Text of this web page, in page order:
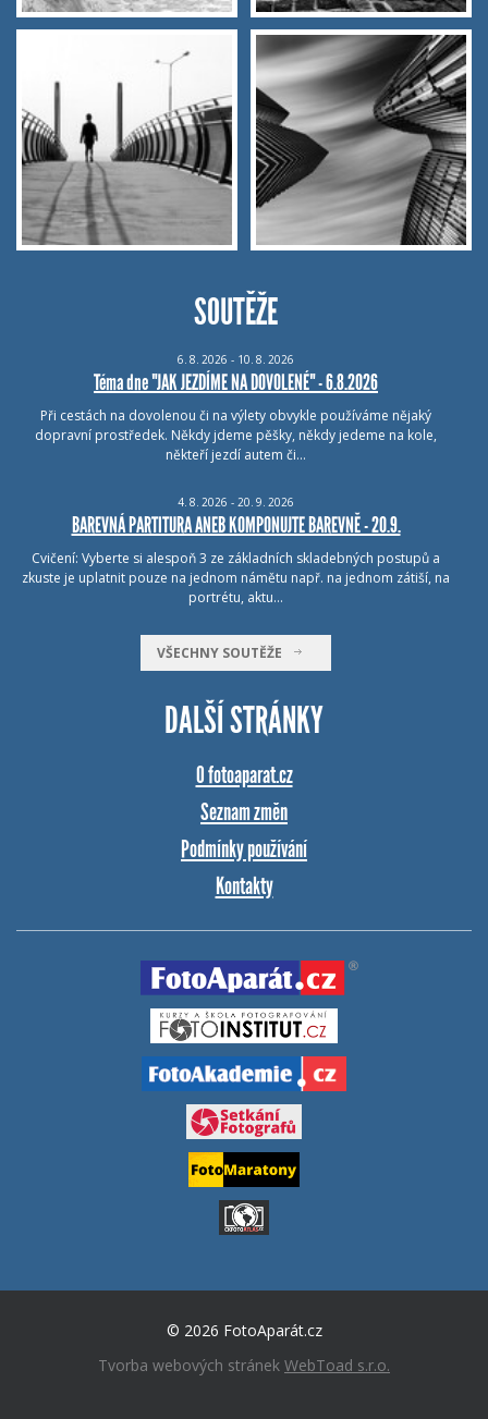
SOUTĚŽE
6. 8. 2026 - 10. 8. 2026
Téma dne "JAK JEZDÍME NA DOVOLENÉ" - 6.8.2026
Při cestách na dovolenou či na výlety obvykle používáme nějaký
dopravní prostředek. Někdy jdeme pěšky, někdy jedeme na kole,
někteří jezdí autem či…
4. 8. 2026 - 20. 9. 2026
BAREVNÁ PARTITURA ANEB KOMPONUJTE BAREVNĚ - 20.9.
Cvičení: Vyberte si alespoň 3 ze základních skladebných postupů a
zkuste je uplatnit pouze na jednom námětu např. na jednom zátiší, na
portrétu, aktu…
VŠECHNY SOUTĚŽE
DALŠÍ STRÁNKY
O fotoaparat.cz
Seznam změn
Podmínky používání
Kontakty
© 2026 FotoAparát.cz
Tvorba webových stránek WebToad s.r.o.